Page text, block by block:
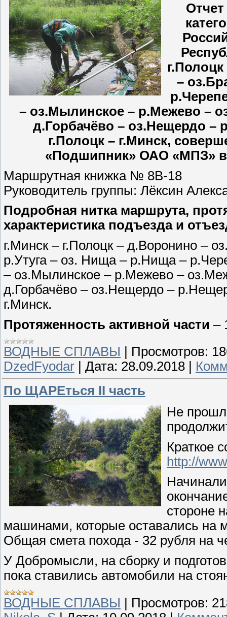
–
– оз.Мылинское – р.Межево –
д.Горбачёво – оз.Нещердо –
г.Полоцк – г.Минск,
«Подшипник» ОАО «МПЗ» в
Маршрутная книжка № 8В-18
Руководитель группы: Лёксин
Подробная нитка маршрута,
характеристика подъезда и
г.Минск – г.Полоцк – д.Воронино –
р.Утуга – оз. Нища – р.Нища –
– оз.Мылинское – р.Межево –
д.Горбачёво – оз.Нещердо –
г.Минск.
Протяженность активной части –
ВОДНЫЕ СПЛАВЫ
Просмотров:
DzedFyodar
Дата: 28.09.2018
По ЩАРЕться II часть
Не
Краткое
http://
стороне
машинами, которые оставались на
Общая смета похода - 32 рубля на
У Добромысли, на сборку и
пока ставились автомобили на
ВОДНЫЕ СПЛАВЫ | Просмотров: